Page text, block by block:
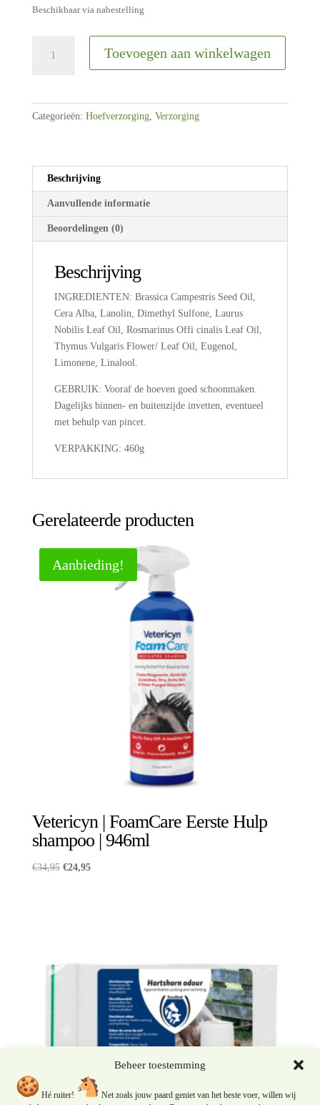
Beheer toestemming
Hé ruiter!
Net zoals jouw paard geniet van het beste voer, willen wij
Beschikbaar via nabestelling
Toevoegen aan winkelwagen
Categorieën: Hoefverzorging, Verzorging
Beschrijving
Aanvullende informatie
Beoordelingen (0)
Beschrijving
INGREDIENTEN: Brassica Campestris Seed Oil,
Cera Alba, Lanolin, Dimethyl Sulfone, Laurus
Nobilis Leaf Oil, Rosmarinus Offi cinalis Leaf Oil,
Thymus Vulgaris Flower/ Leaf Oil, Eugenol,
Limonene, Linalool.
GEBRUIK: Vooraf de hoeven goed schoonmaken.
Dagelijks binnen- en buitenzijde invetten, eventueel
met behulp van pincet.
VERPAKKING: 460g
Gerelateerde producten
Aanbieding!
Vetericyn | FoamCare Eerste Hulp
shampoo | 946ml
€34,95 Oorspronkelijke
€24,95Huidige